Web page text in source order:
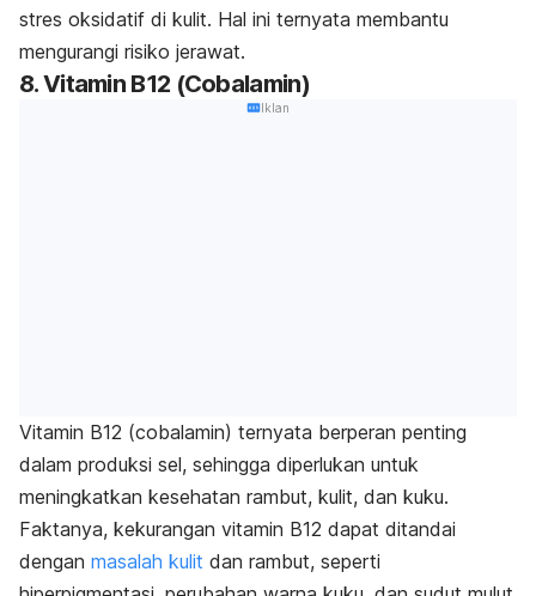
stres oksidatif di kulit. Hal ini ternyata membantu
mengurangi risiko jerawat.
8. Vitamin B12 (Cobalamin)
Iklan
Vitamin B12 (cobalamin) ternyata berperan penting
dalam produksi sel, sehingga diperlukan untuk
meningkatkan kesehatan rambut, kulit, dan kuku.
Faktanya, kekurangan vitamin B12 dapat ditandai
dengan masalah kulit dan rambut, seperti